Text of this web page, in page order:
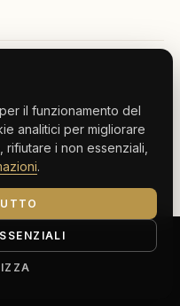
Gran Canaria
Milano (MI)
il funzionamento del
analitici per migliorare
i non essenziali,
.